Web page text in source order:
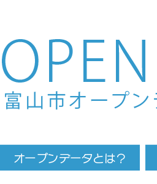
Skip to main content